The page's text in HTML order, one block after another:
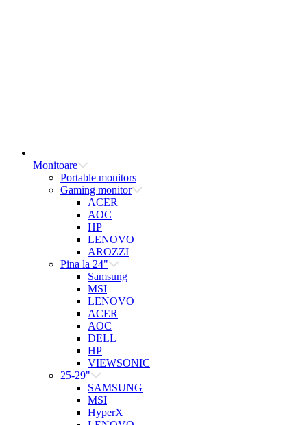
Monitoare
Portable monitors
Gaming monitor
ACER
AOC
HP
LENOVO
AROZZI
Pina la 24"
Samsung
MSI
LENOVO
ACER
AOC
DELL
HP
VIEWSONIC
25-29"
SAMSUNG
MSI
HyperX